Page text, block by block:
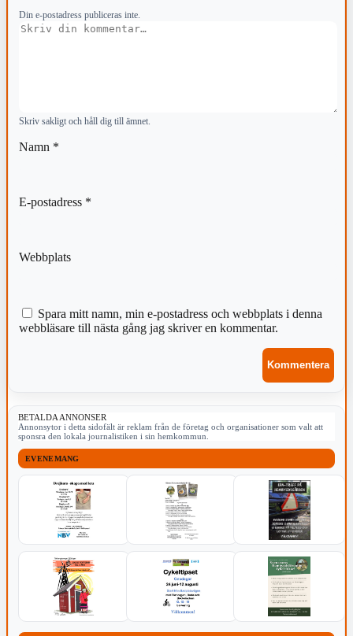
Din e-postadress publiceras inte.
Kommentar
Skriv sakligt och håll dig till ämnet.
Namn *
E-postadress *
Webbplats
Spara mitt namn, min e-postadress och webbplats i denna
webbläsare till nästa gång jag skriver en kommentar.
BETALDA ANNONSER
Annonsytor i detta sidofält är reklam från de företag och organisationer som valt att
sponsra den lokala journalistiken i sin hemkommun.
EVENEMANG